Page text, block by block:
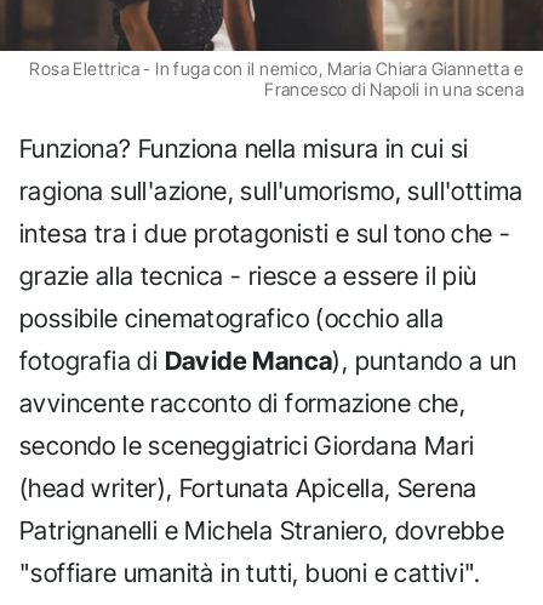
Rosa Elettrica - In fuga con il nemico, Maria Chiara Giannetta e
Francesco di Napoli in una scena
Funziona? Funziona nella misura in cui si
ragiona sull'azione, sull'umorismo, sull'ottima
intesa tra i due protagonisti e sul tono che -
grazie alla tecnica - riesce a essere il più
possibile cinematografico (occhio alla
fotografia di Davide Manca), puntando a un
avvincente racconto di formazione che,
secondo le sceneggiatrici Giordana Mari
(head writer), Fortunata Apicella, Serena
Patrignanelli e Michela Straniero, dovrebbe
"soffiare umanità in tutti, buoni e cattivi".